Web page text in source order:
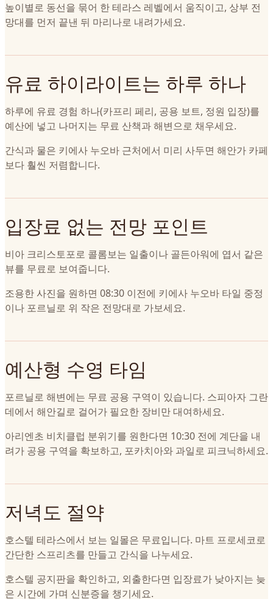
높이별로 동선을 묶어 한 테라스 레벨에서 움직이고, 상부 전
망대를 먼저 끝낸 뒤 마리나로 내려가세요.
유료 하이라이트는 하루 하나
하루에 유료 경험 하나(카프리 페리, 공용 보트, 정원 입장)를
예산에 넣고 나머지는 무료 산책과 해변으로 채우세요.
간식과 물은 키에사 누오바 근처에서 미리 사두면 해안가 카페
보다 훨씬 저렴합니다.
입장료 없는 전망 포인트
비아 크리스토포로 콜롬보는 일출이나 골든아워에 엽서 같은
뷰를 무료로 보여줍니다.
조용한 사진을 원하면 08:30 이전에 키에사 누오바 타일 중정
이나 포르닐로 위 작은 전망대로 가보세요.
예산형 수영 타임
포르닐로 해변에는 무료 공용 구역이 있습니다. 스피아자 그란
데에서 해안길로 걸어가 필요한 장비만 대여하세요.
아리엔초 비치클럽 분위기를 원한다면 10:30 전에 계단을 내
려가 공용 구역을 확보하고, 포카치아와 과일로 피크닉하세요.
저녁도 절약
호스텔 테라스에서 보는 일몰은 무료입니다. 마트 프로세코로
간단한 스프리츠를 만들고 간식을 나누세요.
호스텔 공지판을 확인하고, 외출한다면 입장료가 낮아지는 늦
은 시간에 가며 신분증을 챙기세요.